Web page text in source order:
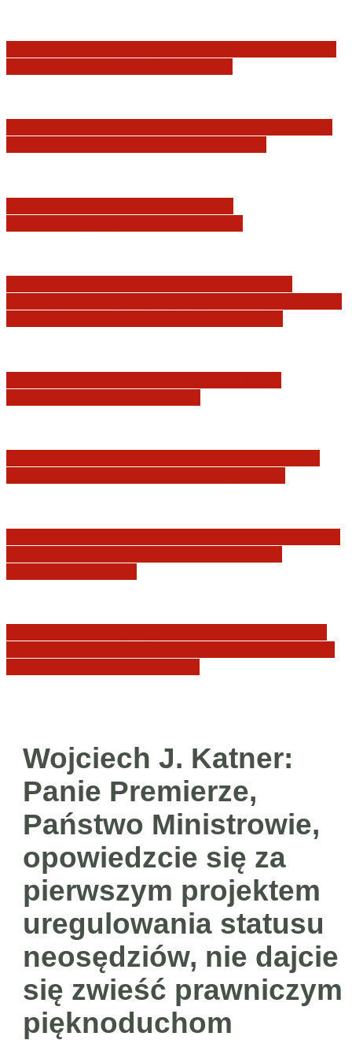
Wojciech J. Katner:
Panie Premierze,
Państwo Ministrowie,
opowiedzcie się za
pierwszym projektem
uregulowania statusu
neosędziów, nie dajcie
się zwieść prawniczym
pięknoduchom